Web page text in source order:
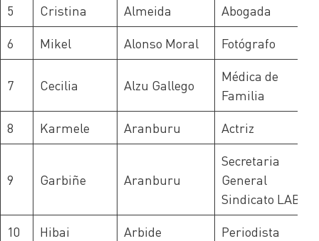
5 Cristina Almeida
Abogada
6
Mikel Alonso Moral Fotógrafo
7 Cecilia Alzu Gallego
Médica de
Familia
8
Karmele Aranburu Actriz
9 Garbiñe Aranburu
Secretaria
General
Sindicato LAB
10
Hibai Arbide Periodista